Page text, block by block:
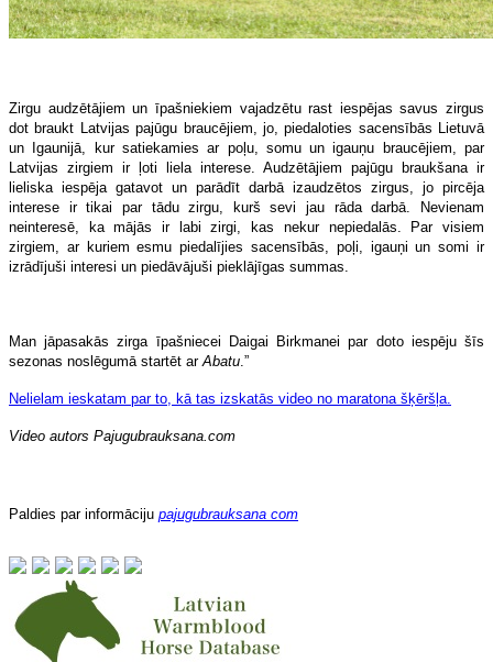
Zirgu audzētājiem un īpašniekiem vajadzētu rast iespējas savus zirgus
dot braukt Latvijas pajūgu braucējiem, jo, piedaloties sacensībās Lietuvā
un Igaunijā, kur satiekamies ar poļu, somu un igauņu braucējiem, par
Latvijas zirgiem ir ļoti liela interese. Audzētājiem pajūgu braukšana ir
lieliska iespēja gatavot un parādīt darbā izaudzētos zirgus, jo pircēja
interese ir tikai par tādu zirgu, kurš sevi jau rāda darbā. Nevienam
neinteresē, ka mājās ir labi zirgi, kas nekur nepiedalās. Par visiem
zirgiem, ar kuriem esmu piedalījies sacensībās, poļi, igauņi un somi ir
izrādījuši interesi un piedāvājuši pieklājīgas summas.
Man jāpasakās zirga īpašniecei Daigai Birkmanei par doto iespēju šīs
sezonas noslēgumā startēt ar Abatu .”
Nelielam ieskatam par to, kā tas izskatās video no maratona šķēršļa.
Video autors Pajugubrauksana.com
Paldies par informāciju pajugubrauksana com